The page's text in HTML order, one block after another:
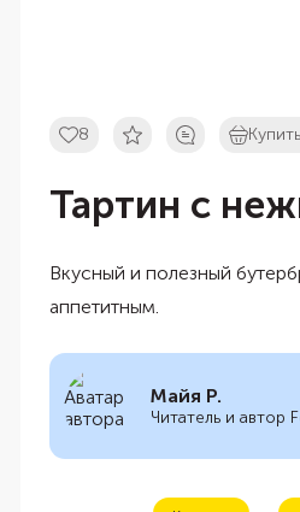
8
Тартин с
Вкусный и полезный
аппетитным.
Майя Р.
Читатель и автор